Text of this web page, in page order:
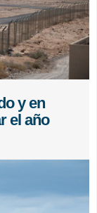
y en
el año